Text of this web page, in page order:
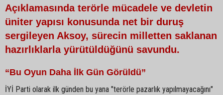
Açıklamasında terörle mücadele ve devletin
üniter yapısı konusunda net bir duruş
sergileyen Aksoy, sürecin milletten saklanan
hazırlıklarla yürütüldüğünü savundu.
“Bu Oyun Daha İlk Gün Görüldü”
İYİ Parti olarak ilk günden bu yana "terörle pazarlık yapılmayacağını"